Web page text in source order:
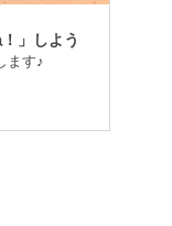
」しよう
ます♪